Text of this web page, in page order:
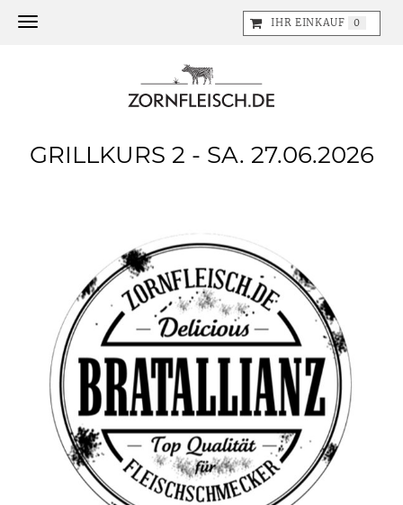
IHR EINKAUF 0
Toggle navigation
GRILLKURS 2 - SA. 27.06.2026